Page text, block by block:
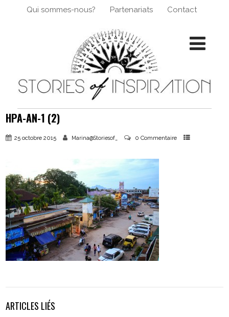
Qui sommes-nous? Partenariats Contact
HPA-AN-1 (2)
25 octobre 2015 Marina@Storiesof_ 0 Commentaire
ARTICLES LIÉS